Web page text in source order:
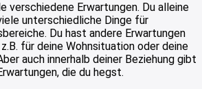
verschiedene Erwartungen. Du alleine
unterschiedliche Dinge für
Du hast andere Erwartungen
für deine Wohnsituation oder deine
auch innerhalb deiner Beziehung gibt
die du hegst.